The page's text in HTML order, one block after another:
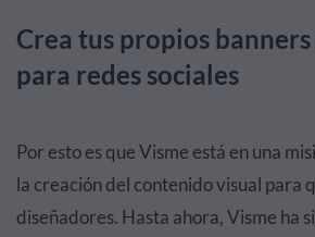
Crea tus propios
para redes sociales
Por esto es que Visme está en una
la creación del contenido visual para
diseñadores. Hasta ahora, Visme ha